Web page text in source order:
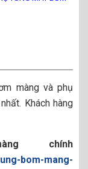
màng và phụ
Khách hàng
chính
bom-mang-